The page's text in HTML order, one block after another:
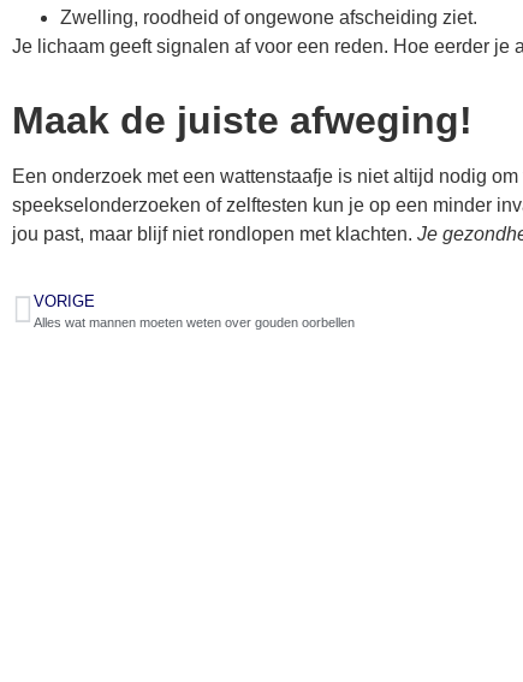
Zwelling, roodheid of ongewone afscheiding ziet.
Je lichaam geeft signalen af voor een reden. Hoe eerder
Maak de juiste afweging!
Een onderzoek met een wattenstaafje is niet altijd nodig
speekselonderzoeken of zelftesten kun je op een minder
jou past, maar blijf niet rondlopen met klachten. Je
VORIGE
Alles wat mannen moeten weten over gouden oorbellen